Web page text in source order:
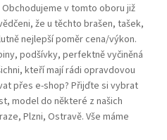
Obchodujeme v tomto oboru již
že u těchto brašen, tašek,
nejlepší poměr cena/výkon.
podšívky, perfektně vyčiněná
kteří mají rádi opravdovou
přes e-shop? Přijďte si vybrat
model do některé z našich
Plzni, Ostravě. Vše máme